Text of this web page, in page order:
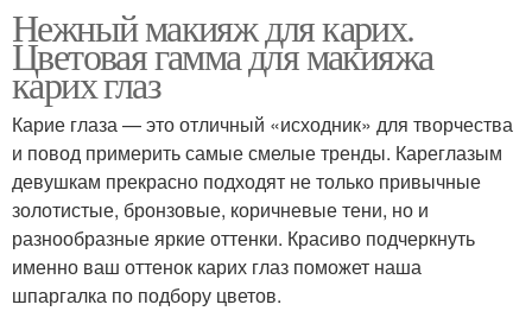
Нежный макияж для карих.
Цветовая гамма для макияжа
карих глаз
Карие глаза — это отличный «исходник» для творчества
и повод примерить самые смелые тренды. Кареглазым
девушкам прекрасно подходят не только привычные
золотистые, бронзовые, коричневые тени, но и
разнообразные яркие оттенки. Красиво подчеркнуть
именно ваш оттенок карих глаз поможет наша
шпаргалка по подбору цветов.